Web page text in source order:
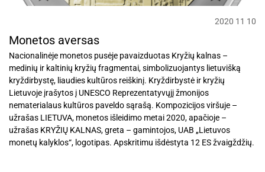
2020 11 10
Monetos aversas
Nacionalinėje monetos pusėje pavaizduotas Kryžių kalnas –
medinių ir kaltinių kryžių fragmentai, simbolizuojantys lietuvišką
kryždirbystę, liaudies kultūros reiškinį. Kryždirbystė ir kryžių
Lietuvoje įrašytos į UNESCO Reprezentatyvųjį žmonijos
nematerialaus kultūros paveldo sąrašą. Kompozicijos viršuje –
užrašas LIETUVA, monetos išleidimo metai 2020, apačioje –
užrašas KRYŽIŲ KALNAS, greta – gamintojos, UAB „Lietuvos
monetų kalyklos“, logotipas. Apskritimu išdėstyta 12 ES žvaigždžių.